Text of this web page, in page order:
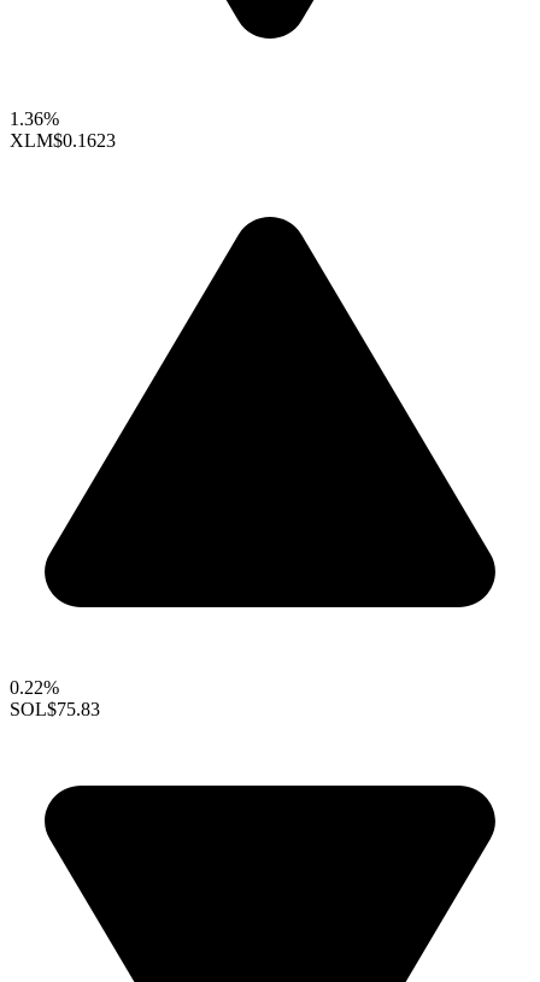
1.36%
XLM$0.1623
0.22%
SOL$75.83